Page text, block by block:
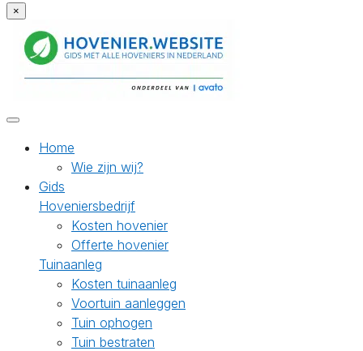
×
Home
Wie zijn wij?
Gids
Hoveniersbedrijf
Kosten hovenier
Offerte hovenier
Tuinaanleg
Kosten tuinaanleg
Voortuin aanleggen
Tuin ophogen
Tuin bestraten